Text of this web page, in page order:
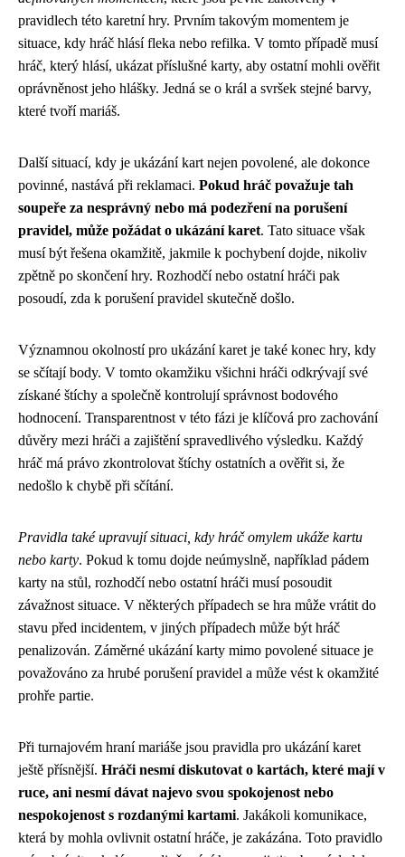
pravidlech této karetní hry. Prvním takovým momentem je
situace, kdy hráč hlásí fleka nebo refilka. V tomto případě musí
hráč, který hlásí, ukázat příslušné karty, aby ostatní mohli ověřit
oprávněnost jeho hlášky. Jedná se o král a svršek stejné barvy,
které tvoří mariáš.
Další situací, kdy je ukázání kart nejen povolené, ale dokonce
povinné, nastává při reklamaci. Pokud hráč považuje tah
soupeře za nesprávný nebo má podezření na porušení
pravidel, může požádat o ukázání karet. Tato situace však
musí být řešena okamžitě, jakmile k pochybení dojde, nikoliv
zpětně po skončení hry. Rozhodčí nebo ostatní hráči pak
posoudí, zda k porušení pravidel skutečně došlo.
Významnou okolností pro ukázání karet je také konec hry, kdy
se sčítají body. V tomto okamžiku všichni hráči odkrývají své
získané štíchy a společně kontrolují správnost bodového
hodnocení. Transparentnost v této fázi je klíčová pro zachování
důvěry mezi hráči a zajištění spravedlivého výsledku. Každý
hráč má právo zkontrolovat štíchy ostatních a ověřit si, že
nedošlo k chybě při sčítání.
Pravidla také upravují situaci, kdy hráč omylem ukáže kartu
nebo karty. Pokud k tomu dojde neúmyslně, například pádem
karty na stůl, rozhodčí nebo ostatní hráči musí posoudit
závažnost situace. V některých případech se hra může vrátit do
stavu před incidentem, v jiných případech může být hráč
penalizován. Záměrné ukázání karty mimo povolené situace je
považováno za hrubé porušení pravidel a může vést k okamžité
prohře partie.
Při turnajovém hraní mariáše jsou pravidla pro ukázání karet
ještě přísnější. Hráči nesmí diskutovat o kartách, které mají v
ruce, ani nesmí dávat najevo svou spokojenost nebo
nespokojenost s rozdanými kartami. Jakákoli komunikace,
která by mohla ovlivnit ostatní hráče, je zakázána. Toto pravidlo